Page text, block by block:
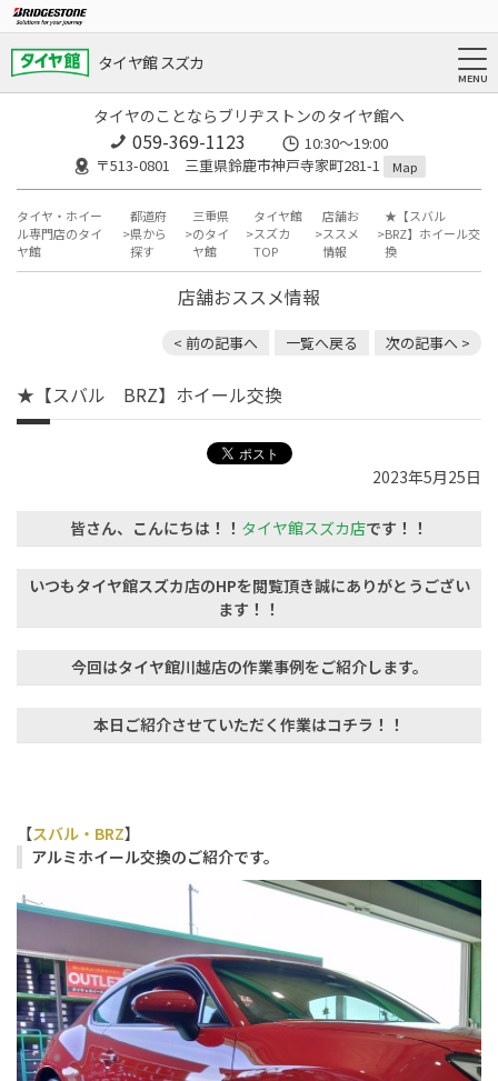
タイヤ館 スズカ
タイヤのことならブリヂストンのタイヤ館へ
059-369-1123
10:30～19:00
〒513-0801 三重県鈴鹿市神戸寺家町281-1
Map
タイヤ・ホイー
ル専門店のタイ
ヤ館
都道府
県から
探す
三重県
のタイ
ヤ館
タイヤ館
スズカ
TOP
店舗お
ススメ
情報
★【スバル
BRZ】ホイール交
換
店舗おススメ情報
< 前の記事へ 一覧へ戻る 次の記事へ >
★【スバル BRZ】ホイール交換
2023年5月25日
皆さん、こんにちは！！ タイヤ館スズカ店です！！
いつもタイヤ館スズカ店のHPを閲覧頂き誠にありがとうござい
ます！！
今回はタイヤ館川越店の作業事例をご紹介します。
本日ご紹介させていただく作業はコチラ！！
【スバル・BRZ】
アルミホイール交換のご紹介です。